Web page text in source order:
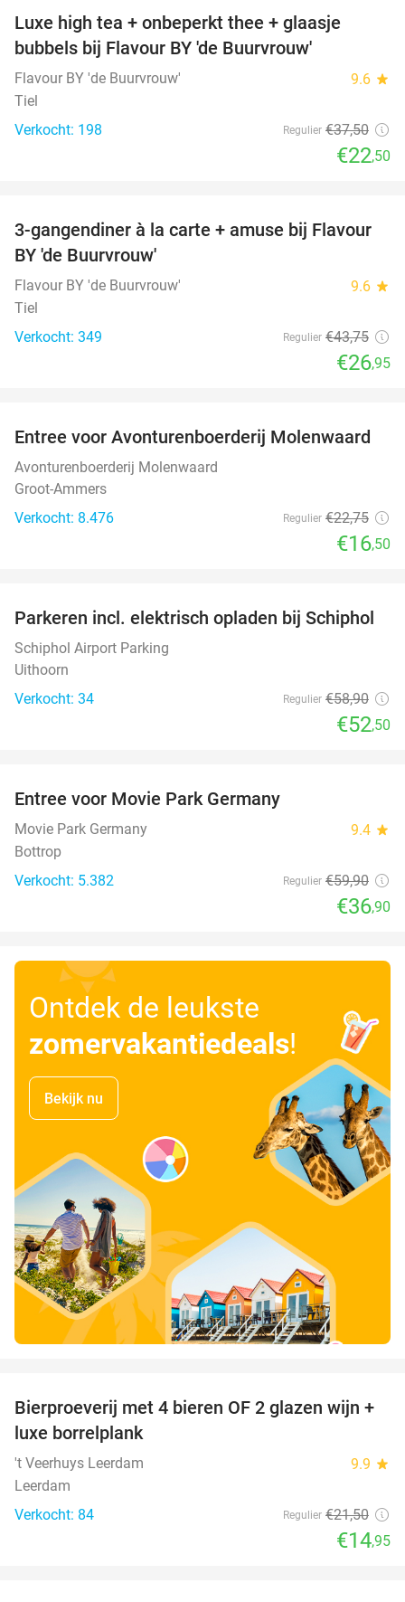
Luxe high tea + onbeperkt thee + glaasje
bubbels bij Flavour BY 'de Buurvrouw'
Flavour BY 'de Buurvrouw' 9.6 star
Tiel
Verkocht: 198
Regulier €37,50
€22,50
38%
3-gangendiner à la carte + amuse bij Flavour
BY 'de Buurvrouw'
Flavour BY 'de Buurvrouw' 9.6 star
Tiel
Verkocht: 349
Regulier €43,75
€26,95
27%
Entree voor Avonturenboerderij Molenwaard
Avonturenboerderij Molenwaard
Groot-Ammers
Verkocht: 8.476
Regulier €22,75
€16,50
11%
Parkeren incl. elektrisch opladen bij Schiphol
Schiphol Airport Parking
Uithoorn
Verkocht: 34
Regulier €58,90
€52,50
Entree voor Movie Park Germany
Movie Park Germany 9.4 star
Bottrop
Verkocht: 5.382
Regulier €59,90
€36,90
Ontdek de leukste
zomervakantiedeals!
Bekijk nu
30%
Bierproeverij met 4 bieren OF 2 glazen wijn +
luxe borrelplank
't Veerhuys Leerdam 9.9 star
Leerdam
Verkocht: 84
Regulier €21,50
€14,95